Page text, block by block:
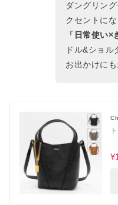
ダングリン
クセントにな
「日常使い×
ドル&ショル
お出かけにも